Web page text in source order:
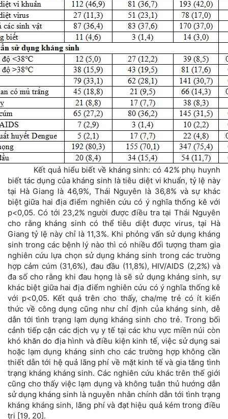
Kết quả hiểu biết về kháng sinh: có 42% phụ huynh
biết tác dụng của kháng sinh là tiêu diệt vi khuẩn, tỷ lệ này
tại Hà Giang là 46,9%, Thái Nguyên là 36,8% và sự khác
biệt giữa hai địa điểm nghiên cứu có ý nghĩa thống kê với
p<0,05. Có tới 23,2% người được điều tra tại Thái Nguyên
cho rằng kháng sinh có thể tiêu diệt được virus, tại Hà
Giang tỷ lệ này chỉ là 11,3%. Khi phỏng vấn sử dụng kháng
sinh trong các bệnh lý nào thì có nhiều đối tượng tham gia
nghiên cứu lựa chọn sử dụng kháng sinh trong các trường
hợp cảm cúm (31,6%), đau đầu (11,8%), HIV/AIDS (2,2%) và
đa số cho rằng khi đau họng là sẽ sử dụng kháng sinh, sự
khác biệt giữa hai địa điểm nghiên cứu có ý nghĩa thống kê
với p<0,05. Kết quả trên cho thấy, cha/mẹ trẻ có ít kiến
thức về công dụng cũng như chỉ định của kháng sinh, dễ
dẫn tới tình trạng lạm dụng kháng sinh cho trẻ. Trong bối
cảnh tiếp cận các dịch vụ y tế tại các khu vực miền núi còn
khó khăn do địa hình và điều kiện kinh tế, việc sử dụng sai
hoặc lạm dụng kháng sinh cho các trường hợp không cần
thiết dẫn tới hệ quả lãng phí về mặt kinh tế và gia tăng tình
trạng kháng kháng sinh. Các nghiên cứu khác trên thế giới
cũng cho thấy việc lạm dụng và không tuân thủ hướng dẫn
sử dụng kháng sinh là nguyên nhân chính dẫn tới tình trạng
kháng kháng sinh, lãng phí và đạt hiệu quả kém trong điều
trị [19, 20].